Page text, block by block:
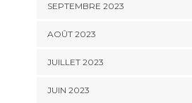
SEPTEMBRE 2023
AOÛT 2023
JUILLET 2023
JUIN 2023